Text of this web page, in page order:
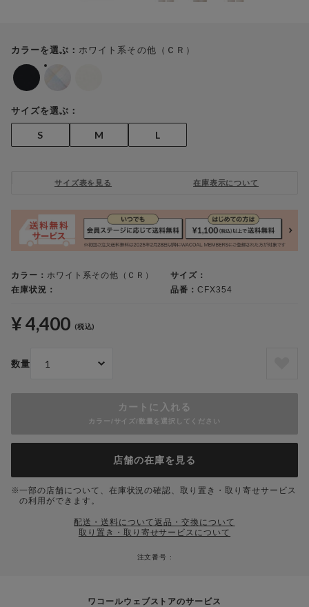
カラーを選ぶ： ホワイト系その他（ＣＲ）
サイズを選ぶ：
S M L
サイズ表を見る 在庫表示について
カラー： ホワイト系その他（ＣＲ）
サイズ：
在庫状況：
品番：CFX354
¥ 4,400 (税込)
数量
カートに入れる
カラー/サイズ/数量を選択してください
店舗の在庫を見る
一部の店舗について、在庫状況の確認、取り置き・取り寄せサービス
の利用ができます。
配送・送料について返品・交換について
取り置き・取り寄せサービスについて
注文番号 :
ワコールウェブストアのサービス